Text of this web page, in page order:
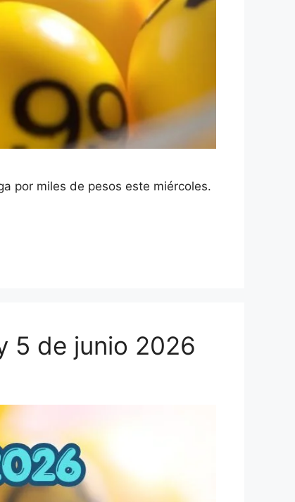
por miles de pesos este miércoles.
5 de junio 2026